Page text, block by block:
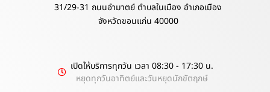
31/29-31 ถนนอำมาตย์ ตำบลในเมือง อำเภอเมือง
จังหวัดขอนแก่น 40000
เปิดให้บริการทุกวัน เวลา 08:30 - 17:30 น.
หยุดทุกวันอาทิตย์และวันหยุดนักขัตฤกษ์